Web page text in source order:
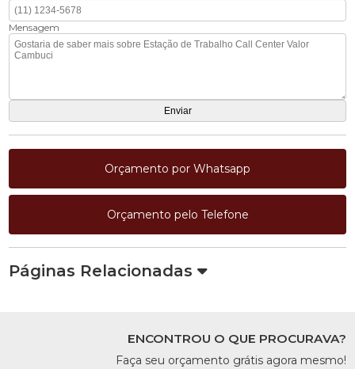
Mensagem
Orçamento por Whatsapp
Orçamento pelo Telefone
Páginas Relacionadas
ENCONTROU O QUE PROCURAVA?
Faça seu orçamento grátis agora mesmo!